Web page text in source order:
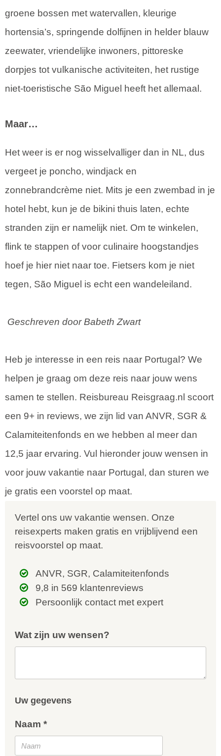
groene bossen met watervallen, kleurige
hortensia’s, springende dolfijnen in helder blauw
zeewater, vriendelijke inwoners, pittoreske
dorpjes tot vulkanische activiteiten, het rustige
niet-toeristische São Miguel heeft het allemaal.
Maar…
Het weer is er nog wisselvalliger dan in NL, dus
vergeet je poncho, windjack en
zonnebrandcrème niet. Mits je een zwembad in je
hotel hebt, kun je de bikini thuis laten, echte
stranden zijn er namelijk niet. Om te winkelen,
flink te stappen of voor culinaire hoogstandjes
hoef je hier niet naar toe. Fietsers kom je niet
tegen, São Miguel is echt een wandeleiland.
Geschreven door Babeth Zwart
Heb je interesse in een reis naar Portugal? We
helpen je graag om deze reis naar jouw wens
samen te stellen. Reisbureau Reisgraag.nl scoort
een 9+ in reviews, we zijn lid van ANVR, SGR &
Calamiteitenfonds en we hebben al meer dan
12,5 jaar ervaring. Vul hieronder jouw wensen in
voor jouw vakantie naar Portugal, dan sturen we
je gratis een voorstel op maat.
Vertel ons uw vakantie wensen. Onze
reisexperts maken gratis en vrijblijvend een
reisvoorstel op maat.
ANVR, SGR, Calamiteitenfonds
9,8 in 569 klantenreviews
Persoonlijk contact met expert
Wat zijn uw wensen?
Uw gegevens
Naam *